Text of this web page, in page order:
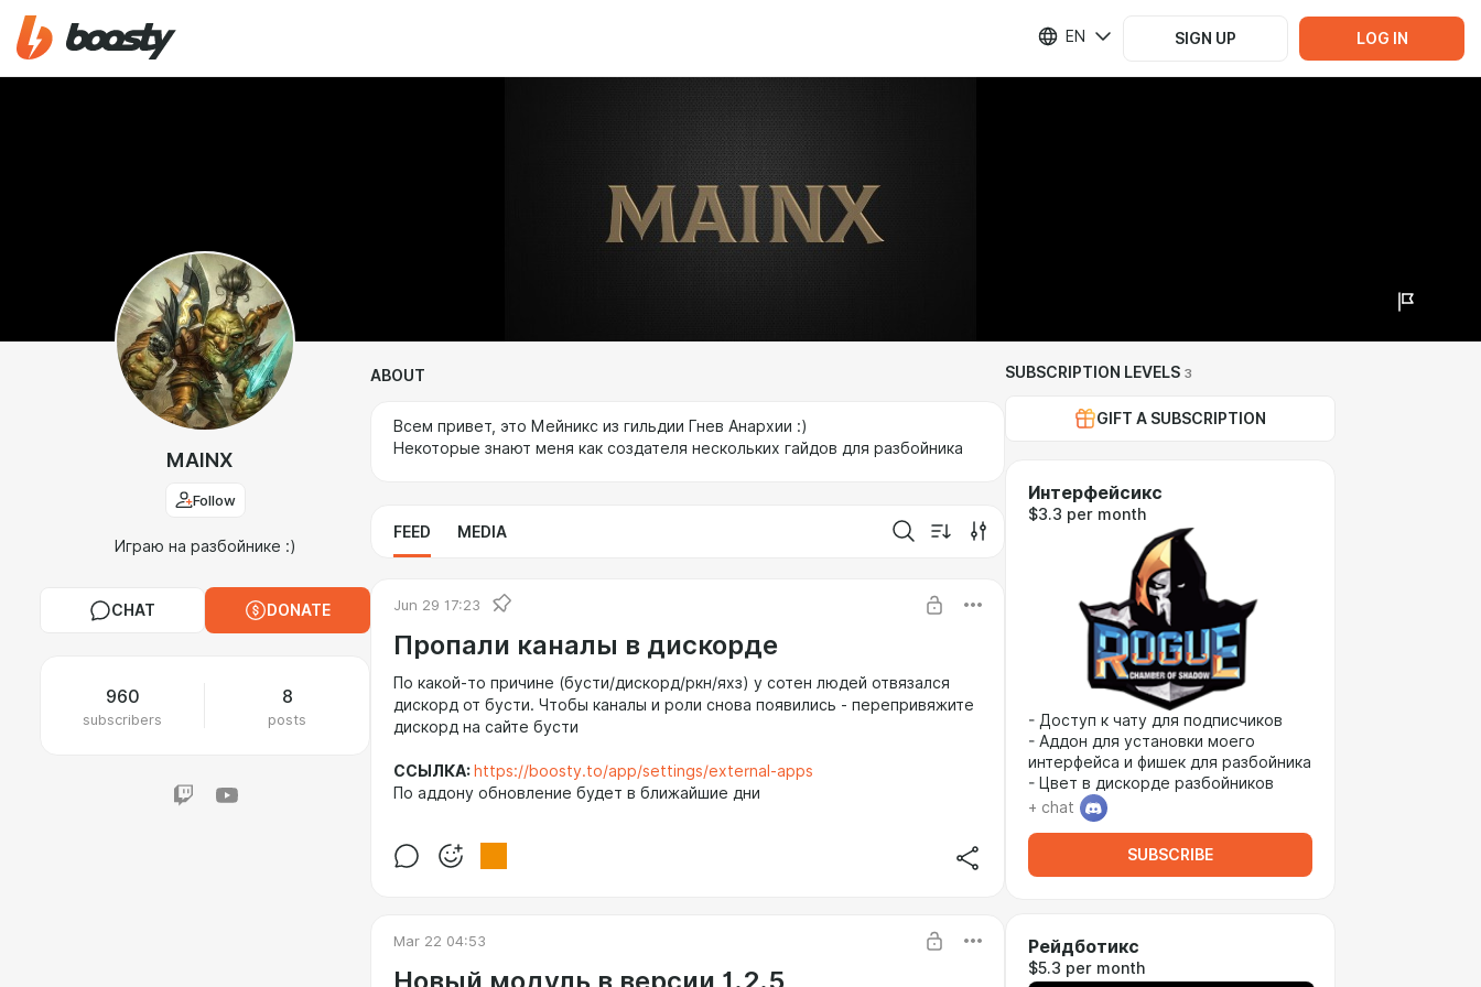
EN SIGN UP LOG IN
MAINX
Follow
Играю на разбойнике :)
CHAT DONATE
960
subscribers
8
posts
ABOUT
Всем привет, это Мейникс из гильдии Гнев Анархии :)
Некоторые знают меня как создателя нескольких гайдов для разбойника
FEED MEDIA
Jun 29 17:23
Пропали каналы в дискорде
По какой-то причине (бусти/дискорд/ркн/яхз) у сотен людей отвязался
дискорд от бусти. Чтобы каналы и роли снова появились - перепривяжите
дискорд на сайте бусти
ССЫЛКА: https://boosty.to/app/settings/external-apps
По аддону обновление будет в ближайшие дни
Mar 22 04:53
SUBSCRIPTION LEVELS 3
GIFT A SUBSCRIPTION
Интерфейсикс
$3.3 per month
- Доступ к чату для подписчиков
- Аддон для установки моего
интерфейса и фишек для разбойника
- Цвет в дискорде разбойников
+ chat
SUBSCRIBE
Рейдботикс
$5.3 per month